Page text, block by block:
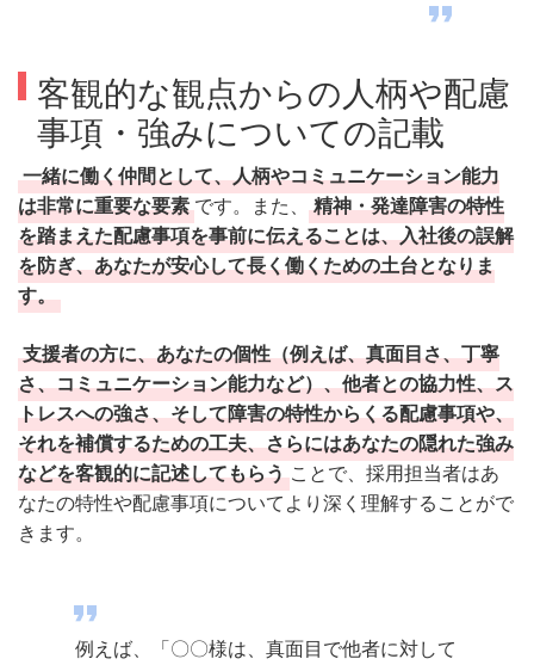
客観的な観点からの人柄や配慮
事項・強みについての記載
一緒に働く仲間として、人柄やコミュニケーション能力
は非常に重要な要素 です。また、
精神・発達障害の特性
を踏まえた配慮事項を事前に伝えることは、入社後の誤解
を防ぎ、あなたが安心して長く働くための土台となりま
す。
支援者の方に、あなたの個性（例えば、真面目さ、丁寧
さ、コミュニケーション能力など）、他者との協力性、ス
トレスへの強さ、そして障害の特性からくる配慮事項や、
それを補償するための工夫、さらにはあなたの隠れた強み
などを客観的に記述してもらう ことで、採用担当者はあ
なたの特性や配慮事項についてより深く理解することがで
きます。
例えば、「〇〇様は、真面目で他者に対して